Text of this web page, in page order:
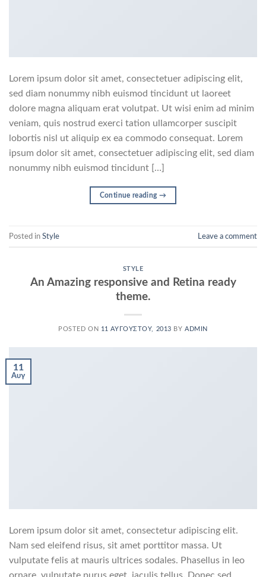
Lorem ipsum dolor sit amet, consectetuer adipiscing elit,
sed diam nonummy nibh euismod tincidunt ut laoreet
dolore magna aliquam erat volutpat. Ut wisi enim ad minim
veniam, quis nostrud exerci tation ullamcorper suscipit
lobortis nisl ut aliquip ex ea commodo consequat. Lorem
ipsum dolor sit amet, consectetuer adipiscing elit, sed diam
nonummy nibh euismod tincidunt […]
Continue reading →
Posted in Style Leave a comment
STYLE
An Amazing responsive and Retina ready
theme.
POSTED ON 11 ΑΥΓΟΎΣΤΟΥ, 2013 BYADMIN
11
Αυγ
Lorem ipsum dolor sit amet, consectetur adipiscing elit.
Nam sed eleifend risus, sit amet porttitor massa. Ut
vulputate felis at mauris ultrices sodales. Phasellus in leo
ornare, vulputate purus eget, iaculis tellus. Donec sed